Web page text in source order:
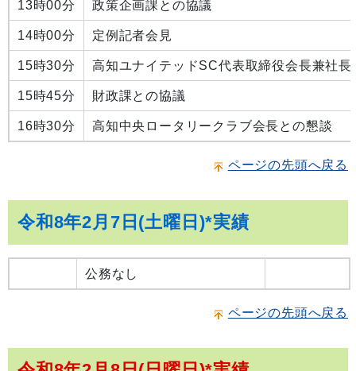
13時00分 政策企画課との協議
14時00分 定例記者会見
15時30分 高知ユナイテッドSC代表取締役会長兼社
15時45分 財政課との協議
16時30分 高知中央ロータリークラブ会長との懇談
ページの先頭へ戻る
令和8年2月7日(土曜日)*実績
公務なし
ページの先頭へ戻る